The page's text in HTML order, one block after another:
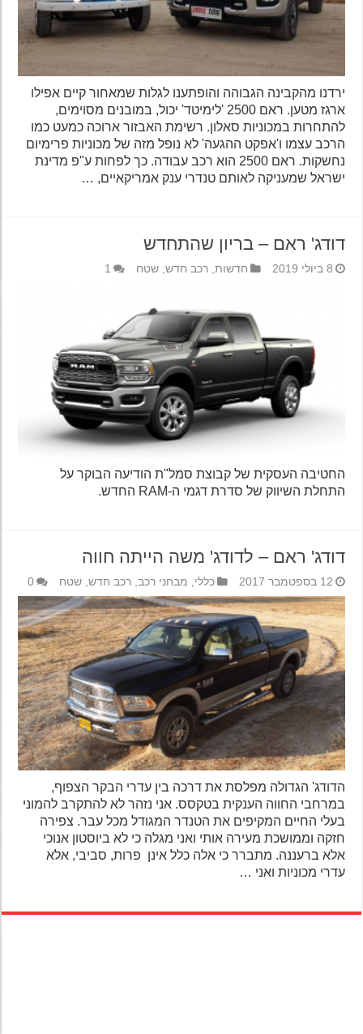
ירדנו מהקבינה הגבוהה והופתענו לגלות שמאחור קיים אפילו
ארגז מטען. ראם 2500 'לימיטד' יכול, במובנים מסוימים,
להתחרות במכוניות סאלון. רשימת האבזור ארוכה כמעט כמו
הרכב עצמו ו'אפקט ההגעה' לא נופל מזה של מכוניות פרימיום
נחשקות. ראם 2500 הוא רכב עבודה. כך לפחות ע"פ מדינת
ישראל שמעניקה לאותם טנדרי ענק אמריקאיים, …
דודג' ראם – בריון שהתחדש
8 ביולי 2019 חדשות,רכב חדש,שטח 1
החטיבה העסקית של קבוצת סמל"ת הודיעה הבוקר על
התחלת השיווק של סדרת דגמי ה-RAM החדש.
דודג' ראם – לדודג' משה הייתה חווה
12 בספטמבר 2017 כללי,מבחני רכב,רכב חדש,שטח 0
הדודג' הגדולה מפלסת את דרכה בין עדרי הבקר הצפוף,
במרחבי החווה הענקית בטקסס. אני נזהר לא להתקרב להמוני
בעלי החיים המקיפים את הטנדר המגודל מכל עבר. צפירה
חזקה וממושכת מעירה אותי ואני מגלה כי לא ביוסטון אנוכי
אלא ברעננה. מתברר כי אלה כלל אינן פרות, סביבי, אלא
עדרי מכוניות ואני …